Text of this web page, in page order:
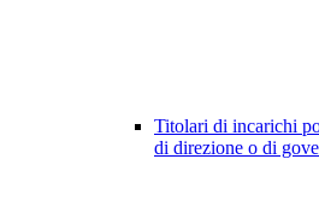
Titolari di incarichi
di direzione o di